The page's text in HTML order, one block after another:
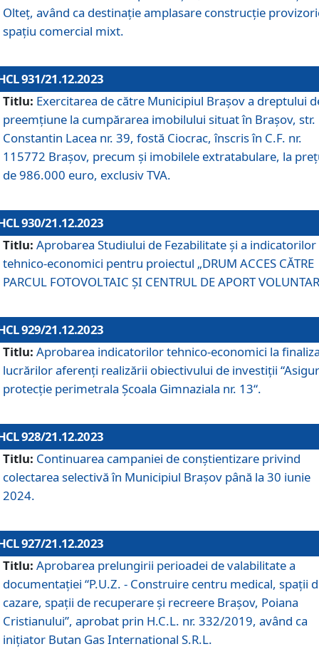
Olteț, având ca destinație amplasare construcție
spațiu comercial mixt.
931/21.12.2023
Titlu: Exercitarea de către Municipiul Brașov a dreptului
preemțiune la cumpărarea imobilului situat în Brașov, str.
Constantin Lacea nr. 39, fostă Ciocrac, înscris în C.F. nr.
115772 Brașov, precum și imobilele extratabulare, la
de 986.000 euro, exclusiv TVA.
930/21.12.2023
Titlu: Aprobarea Studiului de Fezabilitate și a indicatorilor
tehnico-economici pentru proiectul „DRUM ACCES CĂTRE
PARCUL FOTOVOLTAIC ȘI CENTRUL DE APORT
929/21.12.2023
Titlu: Aprobarea indicatorilor tehnico-economici la
lucrărilor aferenți realizării obiectivului de investiții
protecție perimetrala Școala Gimnaziala nr. 13“.
928/21.12.2023
Titlu: Continuarea campaniei de conștientizare privind
colectarea selectivă în Municipiul Braşov până la 30 iunie
2024.
927/21.12.2023
Titlu: Aprobarea prelungirii perioadei de valabilitate a
documentaţiei “P.U.Z. - Construire centru medical, spații
cazare, spații de recuperare și recreere Brașov, Poiana
Cristianului”, aprobat prin H.C.L. nr. 332/2019, având ca
inițiator Butan Gas International S.R.L.